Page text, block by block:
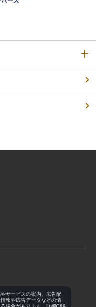
サービスの案内、広告配
報や広告データなどの情